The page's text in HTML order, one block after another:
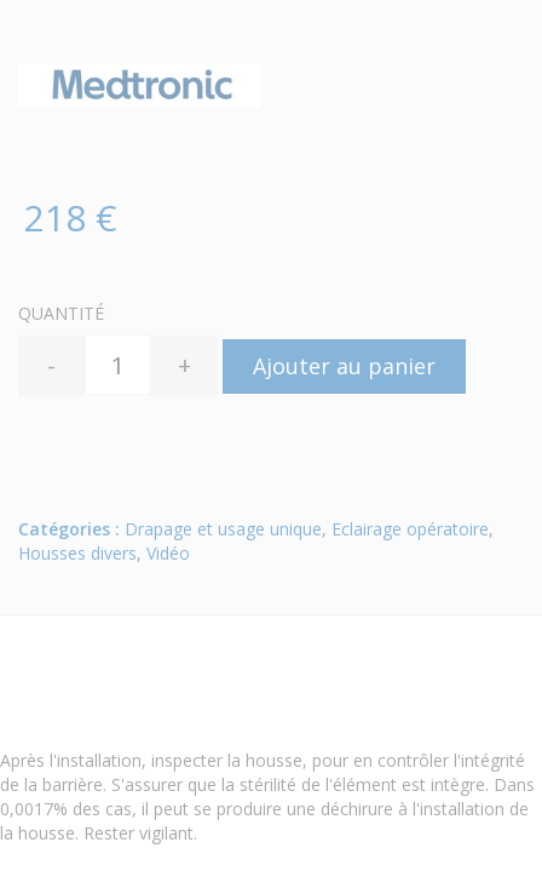
218 €
QUANTITÉ
- + Ajouter au panier
Catégories : Drapage et usage unique, Eclairage opératoire,
Housses divers, Vidéo
Après l'installation, inspecter la housse, pour en contrôler l'intégrité
de la barrière. S'assurer que la stérilité de l'élément est intègre. Dans
0,0017% des cas, il peut se produire une déchirure à l'installation de
la housse. Rester vigilant.